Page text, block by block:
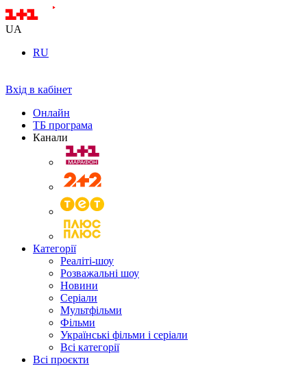
UA
RU
Вхід в кабінет
Онлайн
ТБ програма
Канали
Категорії
Реаліті-шоу
Розважальні шоу
Новини
Серіали
Мультфільми
Фільми
Українські фільми і серіали
Всі категорії
Всі проєкти